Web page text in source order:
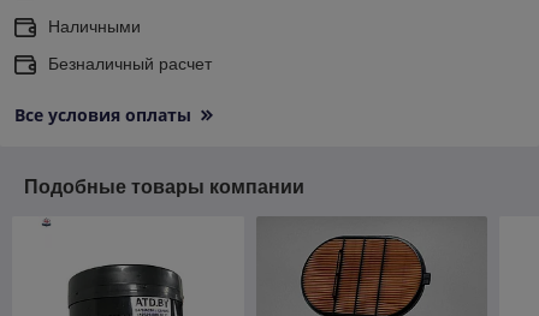
Наличными
Безналичный расчет
Все условия оплаты
Подобные товары компании